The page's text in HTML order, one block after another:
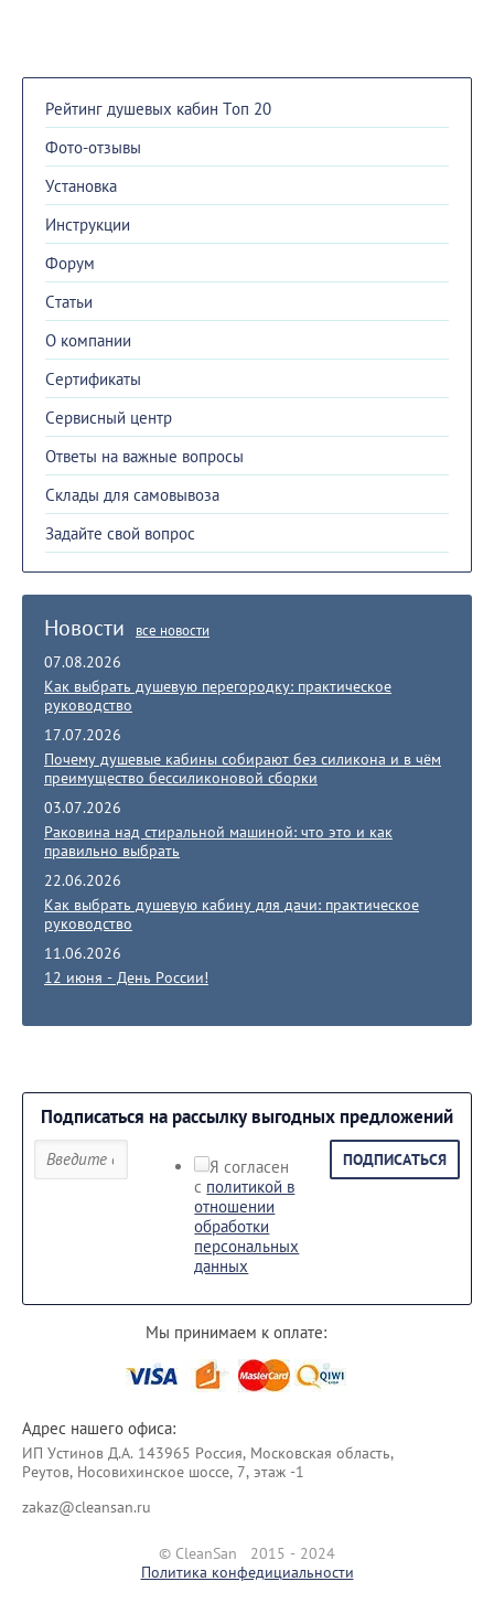
Рейтинг душевых кабин Топ 20
Фото-отзывы
Установка
Инструкции
Форум
Cтатьи
О компании
Сертификаты
Сервисный центр
Ответы на важные вопросы
Склады для самовывоза
Задайте свой вопрос
Новости все новости
07.08.2026
Как выбрать душевую перегородку: практическое
руководство
17.07.2026
Почему душевые кабины собирают без силикона и в чём
преимущество бессиликоновой сборки
03.07.2026
Раковина над стиральной машиной: что это и как
правильно выбрать
22.06.2026
Как выбрать душевую кабину для дачи: практическое
руководство
11.06.2026
12 июня - День России!
Подписаться на рассылку выгодных предложений
Я согласен
с политикой в
отношении
обработки
персональных
данных
ПОДПИСАТЬСЯ
Мы принимаем к оплате:
Адрес нашего офиса:
ИП Уcтинoв Д.А. 143965 Россия, Московская область,
Реутов, Носовихинское шоссе, 7, этаж -1
zakaz@cleansan.ru
© CleanSan 2015 - 2024
Политика конфедициальности